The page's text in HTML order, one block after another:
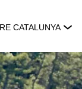
CATALUNYA